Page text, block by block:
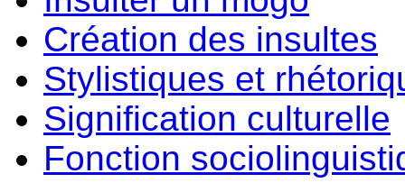
Création des insultes
Stylistiques et
Signification culturelle
Fonction